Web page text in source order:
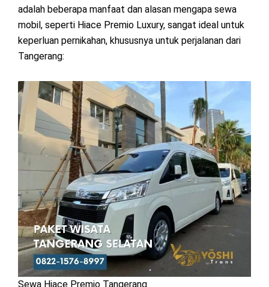
adalah beberapa manfaat dan alasan mengapa sewa
mobil, seperti Hiace Premio Luxury, sangat ideal untuk
keperluan pernikahan, khususnya untuk perjalanan dari
Tangerang:
Sewa Hiace Premio Tangerang